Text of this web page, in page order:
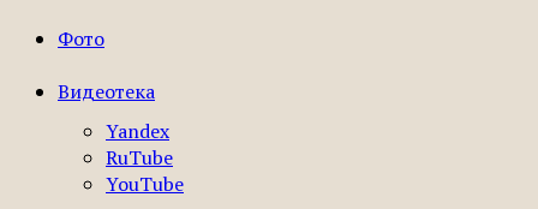
Фото
Видеотека
Yandex
RuTube
YouTube